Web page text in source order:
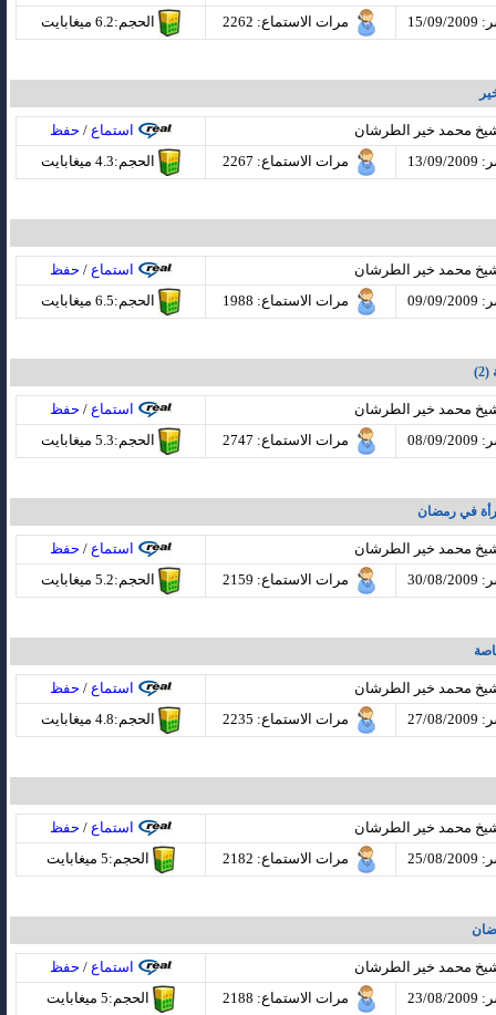
الحجم:6.2 ميغابايت
مرات الاستماع: 2262
استماع / حفظ
محمد خير الطرشان
الحجم:4.3 ميغابايت
مرات الاستماع: 2267
استماع / حفظ
محمد خير الطرشان
الحجم:6.5 ميغابايت
مرات الاستماع: 1988
استماع / حفظ
محمد خير الطرشان
الحجم:5.3 ميغابايت
مرات الاستماع: 2747
في رمضان
استماع / حفظ
محمد خير الطرشان
الحجم:5.2 ميغابايت
مرات الاستماع: 2159
استماع / حفظ
محمد خير الطرشان
الحجم:4.8 ميغابايت
مرات الاستماع: 2235
استماع / حفظ
محمد خير الطرشان
الحجم:5 ميغابايت
مرات الاستماع: 2182
استماع / حفظ
محمد خير الطرشان
الحجم:5 ميغابايت
مرات الاستماع: 2188